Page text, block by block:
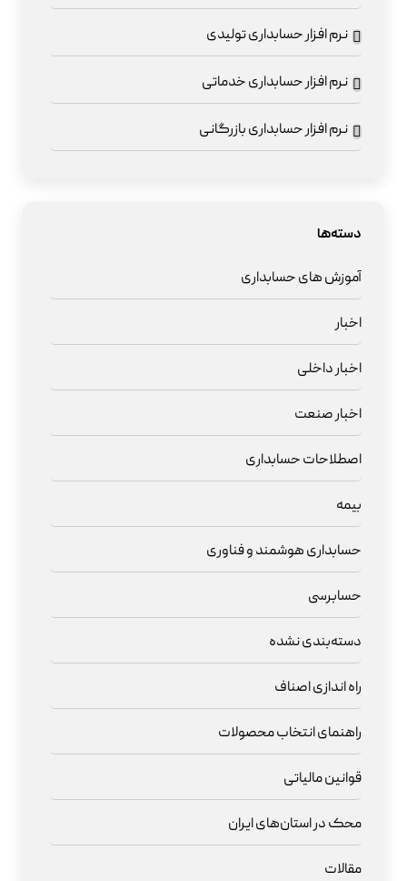
نرم افزار حسابداری تولیدی
نرم افزار حسابداری خدماتی
نرم افزار حسابداری بازرگانی
دسته‌ها
آموزش های حسابداری
اخبار
اخبار داخلی
اخبار صنعت
اصطلاحات حسابداری
بیمه
حسابداری هوشمند و فناوری
حسابرسی
دسته‌بندی نشده
راه اندازی اصناف
راهنمای انتخاب محصولات
قوانین مالیاتی
محک در استان‌های ایران
مقالات